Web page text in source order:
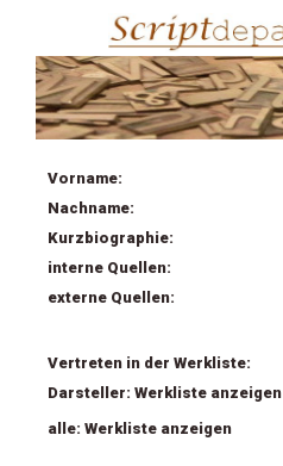
Vorname:
Nachname:
Kurzbiographie:
interne Quellen:
externe Quellen:
Vertreten in der Werkliste:
Darsteller: Werkliste anzeigen
alle: Werkliste anzeigen